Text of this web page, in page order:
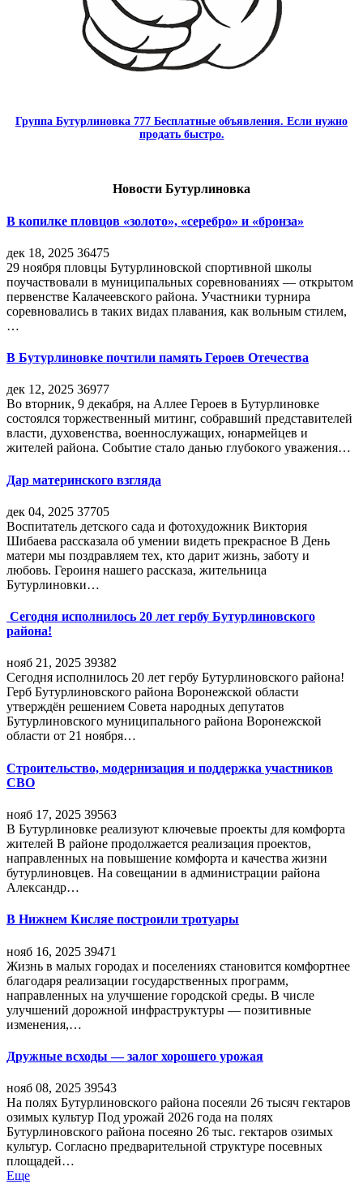
Группа Бутурлиновка 777 Бесплатные объявления. Если нужно
продать быстро.
Новости Бутурлиновка
В копилке пловцов «золото», «серебро» и «бронза»
дек 18, 2025 36475
29 ноября пловцы Бутурлиновской спортивной школы
поучаствовали в муниципальных соревнованиях — открытом
первенстве Калачеевского района. Участники турнира
соревновались в таких видах плавания, как вольным стилем,
…
В Бутурлиновке почтили память Героев Отечества
дек 12, 2025 36977
Во вторник, 9 декабря, на Аллее Героев в Бутурлиновке
состоялся торжественный митинг, собравший представителей
власти, духовенства, военнослужащих, юнармейцев и
жителей района. Событие стало данью глубокого уважения…
Дар материнского взгляда
дек 04, 2025 37705
Воспитатель детского сада и фотохудожник Виктория
Шибаева рассказала об умении видеть прекрасное В День
матери мы поздравляем тех, кто дарит жизнь, заботу и
любовь. Героиня нашего рассказа, жительница
Бутурлиновки…
Сегодня исполнилось 20 лет гербу Бутурлиновского
района!
нояб 21, 2025 39382
Сегодня исполнилось 20 лет гербу Бутурлиновского района!
Герб Бутурлиновского района Воронежской области
утверждён решением Совета народных депутатов
Бутурлиновского муниципального района Воронежской
области от 21 ноября…
Строительство, модернизация и поддержка участников
СВО
нояб 17, 2025 39563
В Бутурлиновке реализуют ключевые проекты для комфорта
жителей В районе продолжается реализация проектов,
направленных на повышение комфорта и качества жизни
бутурлиновцев. На совещании в администрации района
Александр…
В Нижнем Кисляе построили тротуары
нояб 16, 2025 39471
Жизнь в малых городах и поселениях становится комфортнее
благодаря реализации государственных программ,
направленных на улучшение городской среды. В числе
улучшений дорожной инфраструктуры — позитивные
изменения,…
Дружные всходы — залог хорошего урожая
нояб 08, 2025 39543
На полях Бутурлиновского района посеяли 26 тысяч гектаров
озимых культур Под урожай 2026 года на полях
Бутурлиновского района посеяно 26 тыс. гектаров озимых
культур. Согласно предварительной структуре посевных
площадей…
Еще